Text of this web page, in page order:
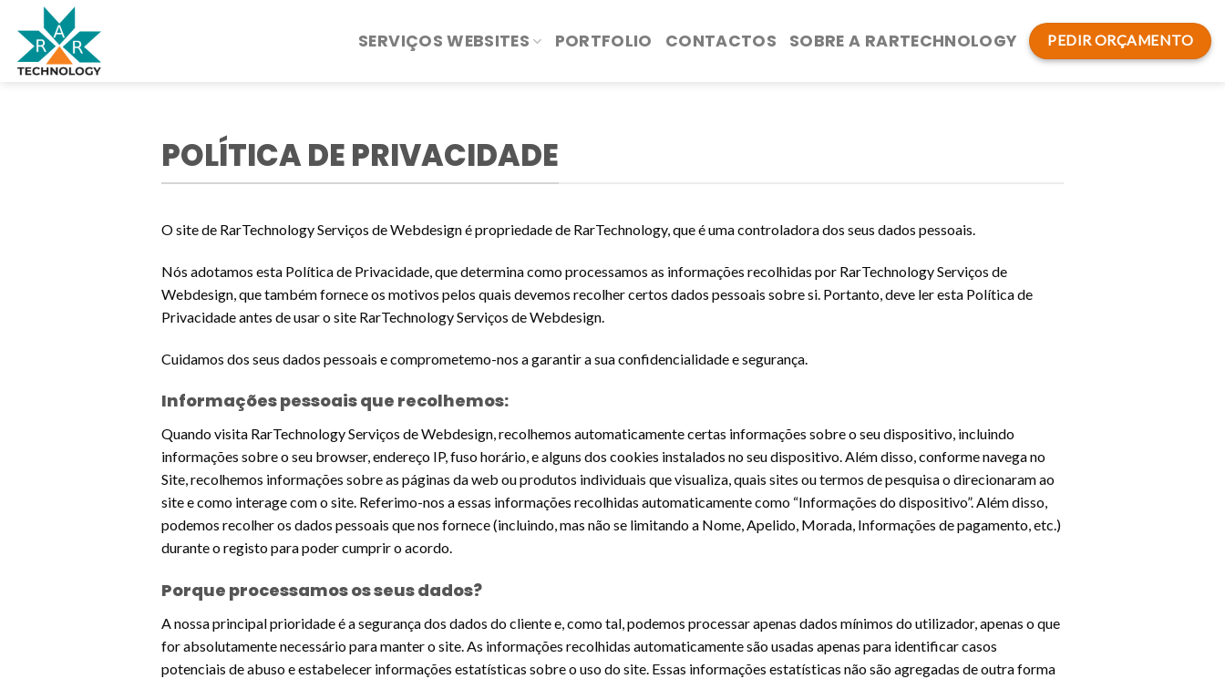
content
SERVIÇOS WEBSITES PORTFOLIO CONTACTOS SOBRE A RARTECHNOLOGY PEDIR ORÇAMENTO
POLÍTICA DE PRIVACIDADE
O site de RarTechnology Serviços de Webdesign é propriedade de RarTechnology, que é uma controladora dos seus dados pessoais.
Nós adotamos esta Política de Privacidade, que determina como processamos as informações recolhidas por RarTechnology Serviços de
Webdesign, que também fornece os motivos pelos quais devemos recolher certos dados pessoais sobre si. Portanto, deve ler esta Política de
Privacidade antes de usar o site RarTechnology Serviços de Webdesign.
Cuidamos dos seus dados pessoais e comprometemo-nos a garantir a sua confidencialidade e segurança.
Informações pessoais que recolhemos:
Quando visita RarTechnology Serviços de Webdesign, recolhemos automaticamente certas informações sobre o seu dispositivo, incluindo
informações sobre o seu browser, endereço IP, fuso horário, e alguns dos cookies instalados no seu dispositivo. Além disso, conforme navega no
Site, recolhemos informações sobre as páginas da web ou produtos individuais que visualiza, quais sites ou termos de pesquisa o direcionaram ao
site e como interage com o site. Referimo-nos a essas informações recolhidas automaticamente como “Informações do dispositivo”. Além disso,
podemos recolher os dados pessoais que nos fornece (incluindo, mas não se limitando a Nome, Apelido, Morada, Informações de pagamento, etc.)
durante o registo para poder cumprir o acordo.
Porque processamos os seus dados?
A nossa principal prioridade é a segurança dos dados do cliente e, como tal, podemos processar apenas dados mínimos do utilizador, apenas o que
for absolutamente necessário para manter o site. As informações recolhidas automaticamente são usadas apenas para identificar casos
potenciais de abuso e estabelecer informações estatísticas sobre o uso do site. Essas informações estatísticas não são agregadas de outra forma